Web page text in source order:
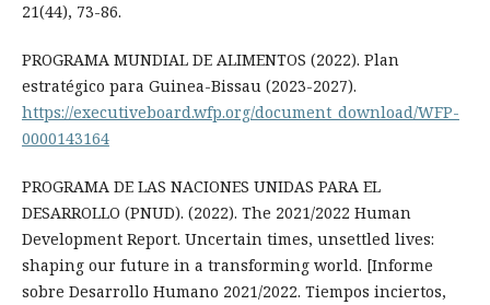
21(44), 73-86.
PROGRAMA MUNDIAL DE ALIMENTOS (2022). Plan
estratégico para Guinea-Bissau (2023-2027).
https://executiveboard.wfp.org/document_download/WFP-
0000143164
PROGRAMA DE LAS NACIONES UNIDAS PARA EL
DESARROLLO (PNUD). (2022). The 2021/2022 Human
Development Report. Uncertain times, unsettled lives:
shaping our future in a transforming world. [Informe
sobre Desarrollo Humano 2021/2022. Tiempos inciertos,